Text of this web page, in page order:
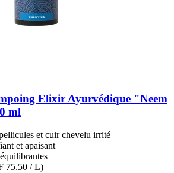
Elixir Ayurvédique "Neem
ml
et cuir chevelu irrité
et apaisant
75.50 / L)